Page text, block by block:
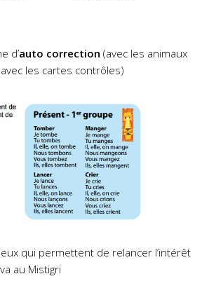
d’auto correction (avec les animaux
les cartes contrôles)
qui permettent de relancer l’intérêt
au Mistigri